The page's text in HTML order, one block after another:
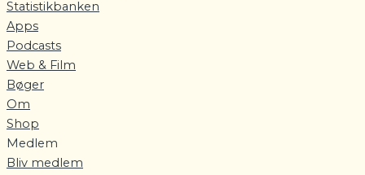
Statistikbanken
Apps
Podcasts
Web & Film
Bøger
Om
Shop
Medlem
Bliv medlem